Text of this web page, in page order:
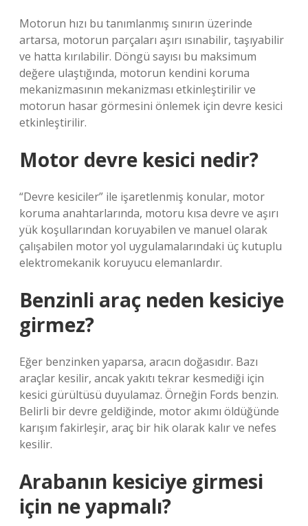
Motorun hızı bu tanımlanmış sınırın üzerinde
artarsa, motorun parçaları aşırı ısınabilir, taşıyabilir
ve hatta kırılabilir. Döngü sayısı bu maksimum
değere ulaştığında, motorun kendini koruma
mekanizmasının mekanizması etkinleştirilir ve
motorun hasar görmesini önlemek için devre kesici
etkinleştirilir.
Motor devre kesici nedir?
“Devre kesiciler” ile işaretlenmiş konular, motor
koruma anahtarlarında, motoru kısa devre ve aşırı
yük koşullarından koruyabilen ve manuel olarak
çalışabilen motor yol uygulamalarındaki üç kutuplu
elektromekanik koruyucu elemanlardır.
Benzinli araç neden kesiciye
girmez?
Eğer benzinken yaparsa, aracın doğasıdır. Bazı
araçlar kesilir, ancak yakıtı tekrar kesmediği için
kesici gürültüsü duyulamaz. Örneğin Fords benzin.
Belirli bir devre geldiğinde, motor akımı öldüğünde
karışım fakirleşir, araç bir hik olarak kalır ve nefes
kesilir.
Arabanın kesiciye girmesi
için ne yapmalı?